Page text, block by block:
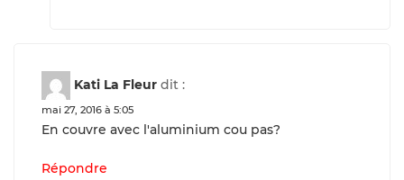
Kati La Fleur dit :
mai 27, 2016 à 5:05
En couvre avec l'aluminium cou pas?
Répondre